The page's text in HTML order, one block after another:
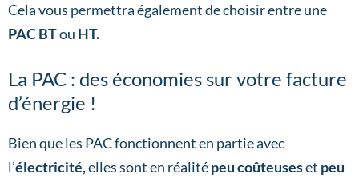
Cela vous permettra également de choisir entre une
PAC BTou HT.
La PAC : des économies sur votre facture
d’énergie !
Bien que les PAC fonctionnent en partie avec
l’électricité,elles sont en réalitépeu coûteuseset peu